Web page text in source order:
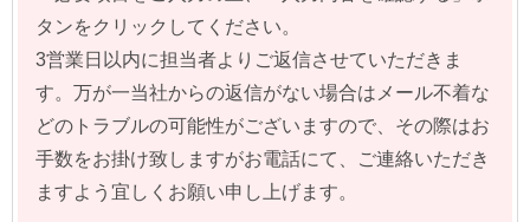
タンをクリックしてください。
3営業日以内に担当者よりご返信させていただきま
す。万が一当社からの返信がない場合はメール不着な
どのトラブルの可能性がございますので、その際はお
手数をお掛け致しますがお電話にて、ご連絡いただき
ますよう宜しくお願い申し上げます。